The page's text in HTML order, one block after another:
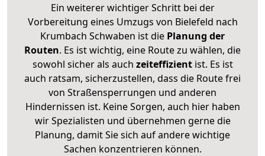
Ein weiterer wichtiger Schritt bei der
Vorbereitung eines Umzugs von Bielefeld nach
Krumbach Schwaben ist die Planung der
Routen. Es ist wichtig, eine Route zu wählen, die
sowohl sicher als auch zeiteffizientist. Es ist
auch ratsam, sicherzustellen, dass die Route frei
von Straßensperrungen und anderen
Hindernissen ist. Keine Sorgen, auch hier haben
wir Spezialisten und übernehmen gerne die
Planung, damit Sie sich auf andere wichtige
Sachen konzentrieren können.